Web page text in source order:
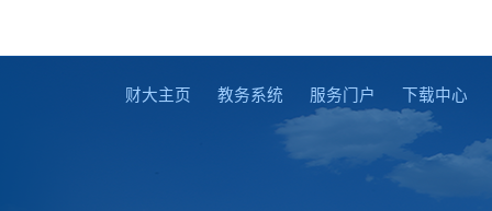
财大主页 教务系统 服务门户 下载中心